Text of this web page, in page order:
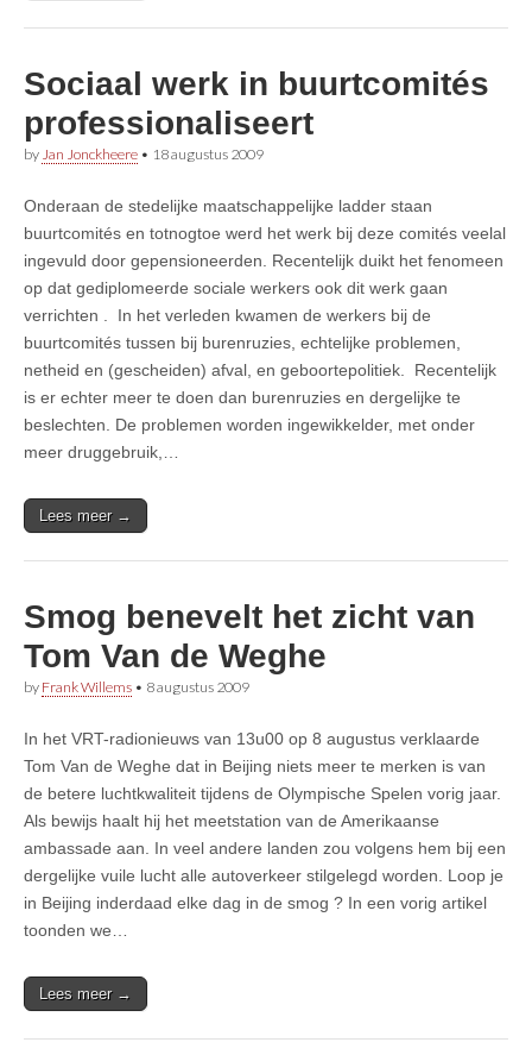
Sociaal werk in buurtcomités
professionaliseert
by Jan Jonckheere • 18 augustus 2009
Onderaan de stedelijke maatschappelijke ladder staan
buurtcomités en totnogtoe werd het werk bij deze comités veelal
ingevuld door gepensioneerden. Recentelijk duikt het fenomeen
op dat gediplomeerde sociale werkers ook dit werk gaan
verrichten . In het verleden kwamen de werkers bij de
buurtcomités tussen bij burenruzies, echtelijke problemen,
netheid en (gescheiden) afval, en geboortepolitiek. Recentelijk
is er echter meer te doen dan burenruzies en dergelijke te
beslechten. De problemen worden ingewikkelder, met onder
meer druggebruik,…
Lees meer →
Smog benevelt het zicht van
Tom Van de Weghe
by Frank Willems • 8 augustus 2009
In het VRT-radionieuws van 13u00 op 8 augustus verklaarde
Tom Van de Weghe dat in Beijing niets meer te merken is van
de betere luchtkwaliteit tijdens de Olympische Spelen vorig jaar.
Als bewijs haalt hij het meetstation van de Amerikaanse
ambassade aan. In veel andere landen zou volgens hem bij een
dergelijke vuile lucht alle autoverkeer stilgelegd worden. Loop je
in Beijing inderdaad elke dag in de smog ? In een vorig artikel
toonden we…
Lees meer →